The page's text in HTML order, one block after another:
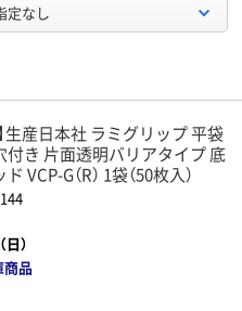
定なし
生産日本社 ラミグリップ 平袋
付き 片面透明バリアタイプ 底
VCP-G（R） 1袋（50枚入）
）
商品